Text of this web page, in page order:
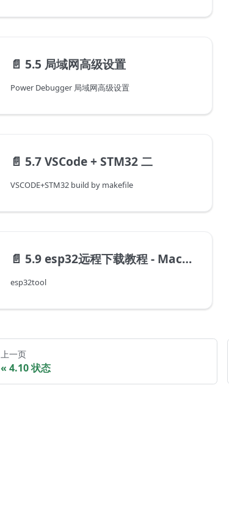
📄️ 5.5 局域网高级设置
Power Debugger 局域网高级设置
📄️ 5.7 VSCode + STM32 二
VSCODE+STM32 build by makefile
📄️ 5.9 esp32远程下载教程 - Macos
esp32tool
上一页
4.10 状态